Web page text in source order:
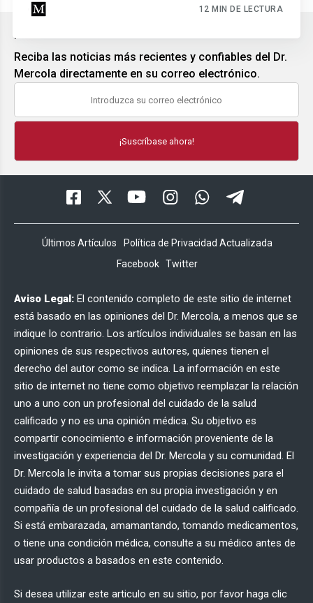
12 MIN DE LECTURA
Reciba las noticias más recientes y confiables del Dr.
Mercola directamente en su correo electrónico.
¡Suscríbase ahora!
Últimos Artículos
Política de Privacidad Actualizada
Facebook Twitter
Aviso Legal: El contenido completo de este sitio de internet
está basado en las opiniones del Dr. Mercola, a menos que se
indique lo contrario. Los artículos individuales se basan en las
opiniones de sus respectivos autores, quienes tienen el
derecho del autor como se indica. La información en este
sitio de internet no tiene como objetivo reemplazar la relación
uno a uno con un profesional del cuidado de la salud
calificado y no es una opinión médica. Su objetivo es
compartir conocimiento e información proveniente de la
investigación y experiencia del Dr. Mercola y su comunidad. El
Dr. Mercola le invita a tomar sus propias decisiones para el
cuidado de salud basadas en su propia investigación y en
compañía de un profesional del cuidado de la salud calificado.
Si está embarazada, amamantando, tomando medicamentos,
o tiene una condición médica, consulte a su médico antes de
usar productos a basados en este contenido.
Si desea utilizar este articulo en su sitio, por favor haga clic